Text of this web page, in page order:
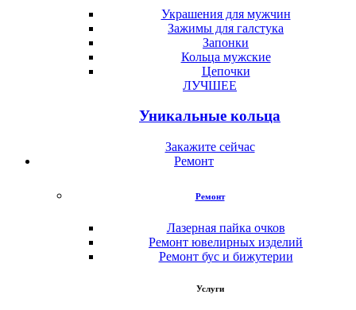
Украшения для мужчин
Зажимы для галстука
Запонки
Кольца мужские
Цепочки
ЛУЧШЕЕ
Уникальные кольца
Закажите сейчас
Ремонт
Ремонт
Лазерная пайка очков
Ремонт ювелирных изделий
Ремонт бус и бижутерии
Услуги